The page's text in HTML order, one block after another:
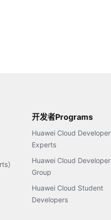
）
开发者Programs
Huawei Cloud Developer
Experts
Huawei Cloud Developer
Group
Huawei Cloud Student
Developers